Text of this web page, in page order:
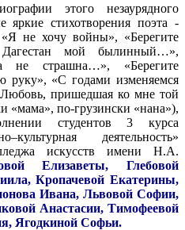
этого незаурядного
стихотворения поэта -
не хочу войны», «Берегите
мой былинный…»,
не страшна…», «Берегите
руку», «С годами изменяемся
пришедшая ко мне той
«мама», по-грузински «нана»),
студентов 3 курса
деятельность»
искусств имени Н.А.
Елизаветы, Глебовой
Кропачевой Екатерины,
Ивана, Львовой Софии,
Анастасии, Тимофеевой
Ягодкиной Софьи.